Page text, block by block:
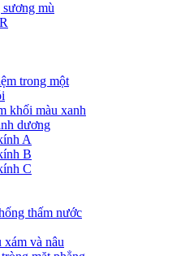
mù
trong một
khối màu xanh
dương
A
B
C
thấm nước
xám và nâu